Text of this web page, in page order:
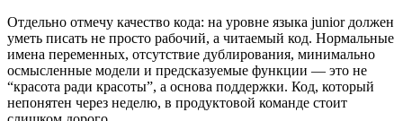
Отдельно отмечу качество кода: на уровне языка junior должен
уметь писать не просто рабочий, а читаемый код. Нормальные
имена переменных, отсутствие дублирования, минимально
осмысленные модели и предсказуемые функции — это не
“красота ради красоты”, а основа поддержки. Код, который
непонятен через неделю, в продуктовой команде стоит